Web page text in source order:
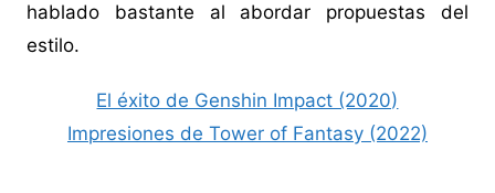
hablado bastante al abordar propuestas del
estilo.
El éxito de Genshin Impact (2020)
Impresiones de Tower of Fantasy (2022)